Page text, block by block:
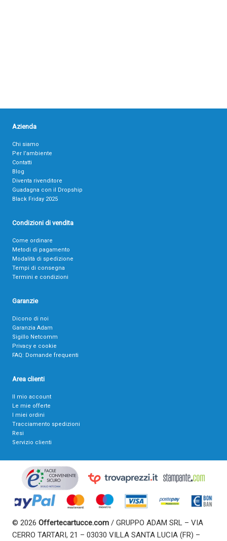
Azienda
Chi siamo
Per l’ambiente
Contatti
Blog
Diventa rivenditore
Guadagna con il Dropship
Black Friday 2025
Condizioni di vendita
Come ordinare
Metodi di pagamento
Modalità di spedizione
Tempi di consegna
Termini e condizioni
Garanzie
Dicono di noi
Garanzia Adam
Sigillo Netcomm
Privacy e cookie
FAQ: Domande frequenti
Area clienti
Il mio account
Le mie offerte
I miei ordini
Tracciamento spedizioni
Resi
Servizio clienti
© 2026 Offertecartucce.com / GRUPPO ADAM SRL – VIA
CERRO TARTARI, 21 – 03030 VILLA SANTA LUCIA (FR) –